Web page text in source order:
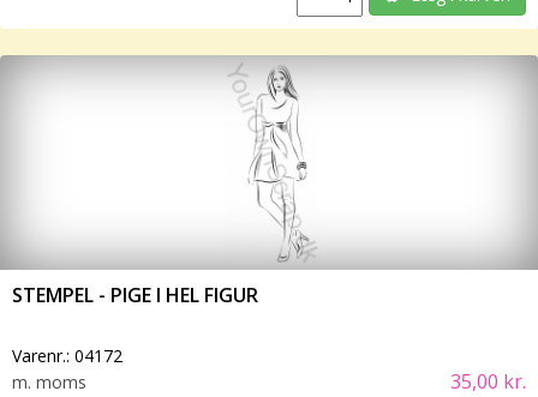
STEMPEL - PIGE I HEL FIGUR
Varenr.: 04172
m. moms
35,00 kr.